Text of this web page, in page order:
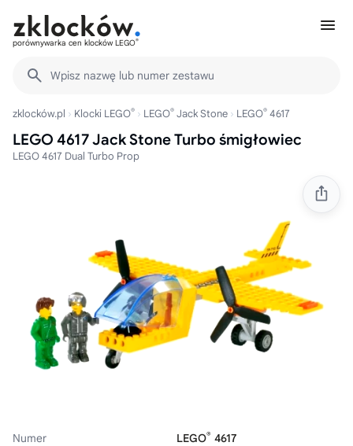
porównywarka cen klocków LEGO®
Wpisz nazwę lub numer zestawu
zklocków.pl Klocki LEGO® LEGO® Jack Stone LEGO® 4617
LEGO 4617 Jack Stone Turbo śmigłowiec
LEGO 4617 Dual Turbo Prop
Numer LEGO® 4617